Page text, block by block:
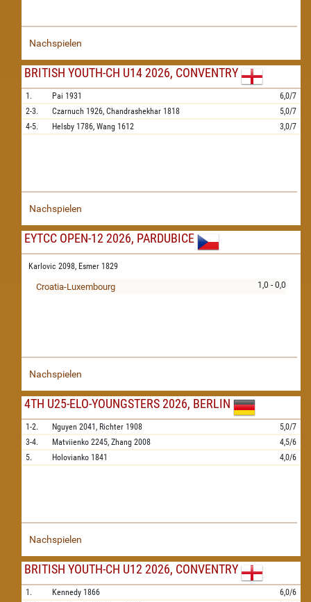
Nachspielen
BRITISH YOUTH-CH U14 2026, CONVENTRY
1. Pai 1931
6,0/7
2-3.
Czarnuch 1926, Chandrashekhar 1818
5,0/7
4-5.
Helsby 1786, Wang 1612 3,0/7
Nachspielen
EYTCC OPEN-12 2026, PARDUBICE
Karlovic 2098, Esmer 1829
1,0 - 0,0
Croatia-Luxembourg
Nachspielen
4TH U25-ELO-YOUNGSTERS 2026, BERLIN
1-2. Nguyen 2041, Richter 1908
5,0/7
3-4.
Matviienko 2245, Zhang 2008
4,5/6
5.
Holovianko 1841 4,0/6
Nachspielen
BRITISH YOUTH-CH U12 2026, CONVENTRY
1. Kennedy 1866
6,0/6